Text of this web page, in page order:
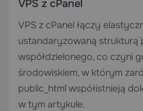
VPS z cPanel
VPS z cPanel łączy
ustandaryzowaną strukturą
współdzielonego, co czyni
środowiskiem, w którym
`public_html` współistnieją
w tym artykule.